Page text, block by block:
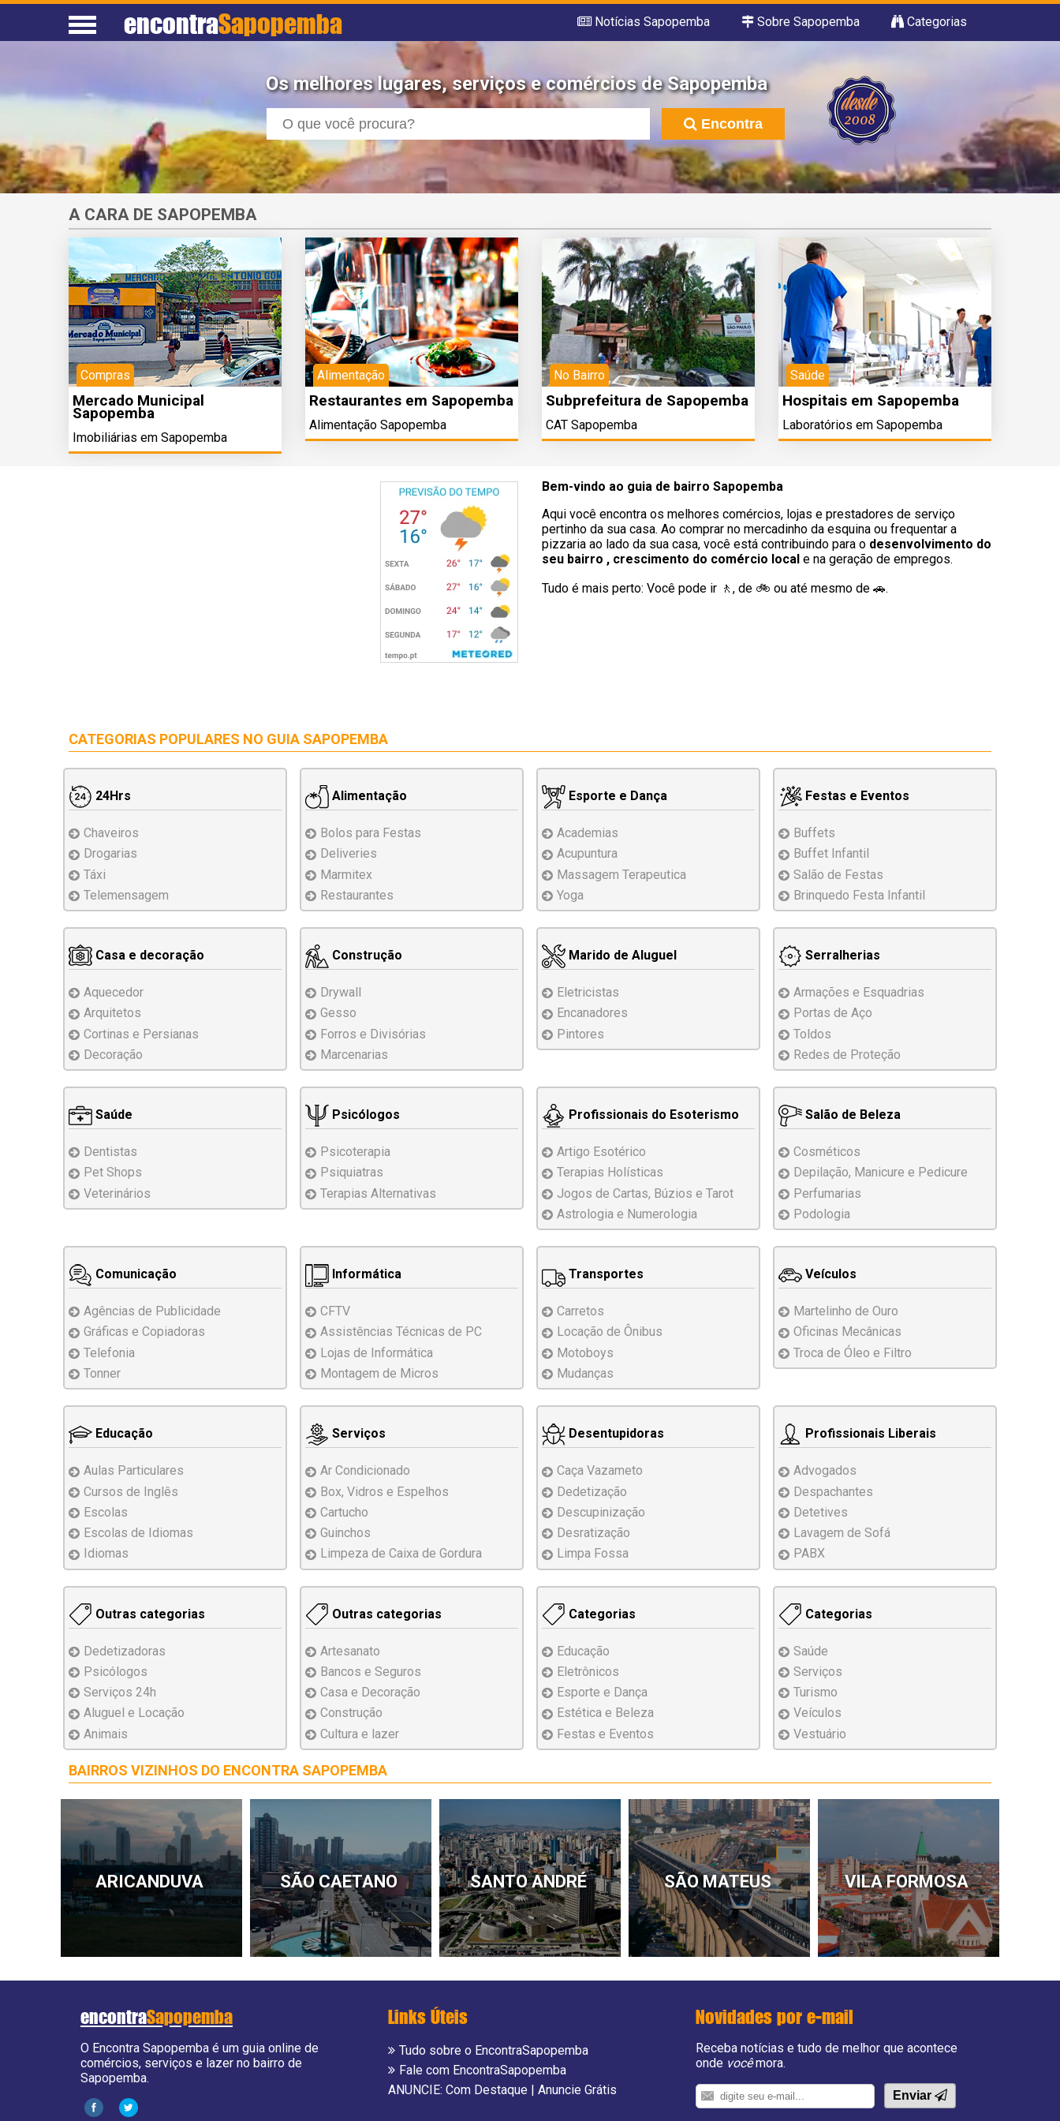
encontraSapopemba Notícias Sapopemba Sobre Sapopemba Categorias
Os melhores lugares, serviços e comércios de Sapopemba
Encontra
A CARA DE SAPOPEMBA
Compras
Mercado Municipal
Sapopemba
Imobiliárias em Sapopemba
Alimentação
Restaurantes em Sapopemba
Alimentação Sapopemba
No Bairro
Subprefeitura de Sapopemba
CAT Sapopemba
Saúde
Hospitais em Sapopemba
Laboratórios em Sapopemba
Bem-vindo ao guia de bairro Sapopemba
Aqui você encontra os melhores comércios, lojas e prestadores de serviço
pertinho da sua casa. Ao comprar no mercadinho da esquina ou frequentar a
pizzaria ao lado da sua casa, você está contribuindo para o desenvolvimento do
seu bairro , crescimento do comércio local e na geração de empregos.
Tudo é mais perto: Você pode ir 🚶‍, de 🚲 ou até mesmo de 🚗.
CATEGORIAS POPULARES NO GUIA SAPOPEMBA
24Hrs
Chaveiros
Drogarias
Táxi
Telemensagem
Alimentação
Bolos para Festas
Deliveries
Marmitex
Restaurantes
Esporte e Dança
Academias
Acupuntura
Massagem Terapeutica
Yoga
Festas e Eventos
Buffets
Buffet Infantil
Salão de Festas
Brinquedo Festa Infantil
Casa e decoração
Aquecedor
Arquitetos
Cortinas e Persianas
Decoração
Construção
Drywall
Gesso
Forros e Divisórias
Marcenarias
Marido de Aluguel
Eletricistas
Encanadores
Pintores
Serralherias
Armações e Esquadrias
Portas de Aço
Toldos
Redes de Proteção
Saúde
Dentistas
Pet Shops
Veterinários
Psicólogos
Psicoterapia
Psiquiatras
Terapias Alternativas
Profissionais do Esoterismo
Artigo Esotérico
Terapias Holísticas
Jogos de Cartas, Búzios e Tarot
Astrologia e Numerologia
Salão de Beleza
Cosméticos
Depilação, Manicure e Pedicure
Perfumarias
Podologia
Comunicação
Agências de Publicidade
Gráficas e Copiadoras
Telefonia
Tonner
Informática
CFTV
Assistências Técnicas de PC
Lojas de Informática
Montagem de Micros
Transportes
Carretos
Locação de Ônibus
Motoboys
Mudanças
Veículos
Martelinho de Ouro
Oficinas Mecânicas
Troca de Óleo e Filtro
Educação
Aulas Particulares
Cursos de Inglês
Escolas
Escolas de Idiomas
Idiomas
Serviços
Ar Condicionado
Box, Vidros e Espelhos
Cartucho
Guinchos
Limpeza de Caixa de Gordura
Desentupidoras
Caça Vazameto
Dedetização
Descupinização
Desratização
Limpa Fossa
Profissionais Liberais
Advogados
Despachantes
Detetives
Lavagem de Sofá
PABX
Outras categorias
Dedetizadoras
Psicólogos
Serviços 24h
Aluguel e Locação
Animais
Outras categorias
Artesanato
Bancos e Seguros
Casa e Decoração
Construção
Cultura e lazer
Categorias
Educação
Eletrônicos
Esporte e Dança
Estética e Beleza
Festas e Eventos
Categorias
Saúde
Serviços
Turismo
Veículos
Vestuário
BAIRROS VIZINHOS DO ENCONTRA SAPOPEMBA
ARICANDUVA SÃO CAETANO SANTO ANDRÉ SÃO MATEUS VILA FORMOSA
encontraSapopemba
O Encontra Sapopemba é um guia online de
comércios, serviços e lazer no bairro de
Sapopemba.
Links Úteis
Tudo sobre o EncontraSapopemba
Fale com EncontraSapopemba
ANUNCIE: Com Destaque | Anuncie Grátis
Novidades por e-mail
Receba notícias e tudo de melhor que acontece
onde vocêmora.
Enviar